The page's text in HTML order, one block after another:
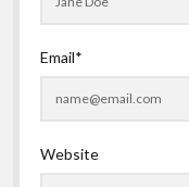
Email*
Website